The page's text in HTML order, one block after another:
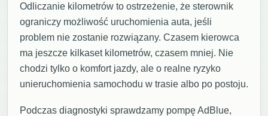
Odliczanie kilometrów to ostrzeżenie, że sterownik
ograniczy możliwość uruchomienia auta, jeśli
problem nie zostanie rozwiązany. Czasem kierowca
ma jeszcze kilkaset kilometrów, czasem mniej. Nie
chodzi tylko o komfort jazdy, ale o realne ryzyko
unieruchomienia samochodu w trasie albo po postoju.
Podczas diagnostyki sprawdzamy pompę AdBlue,